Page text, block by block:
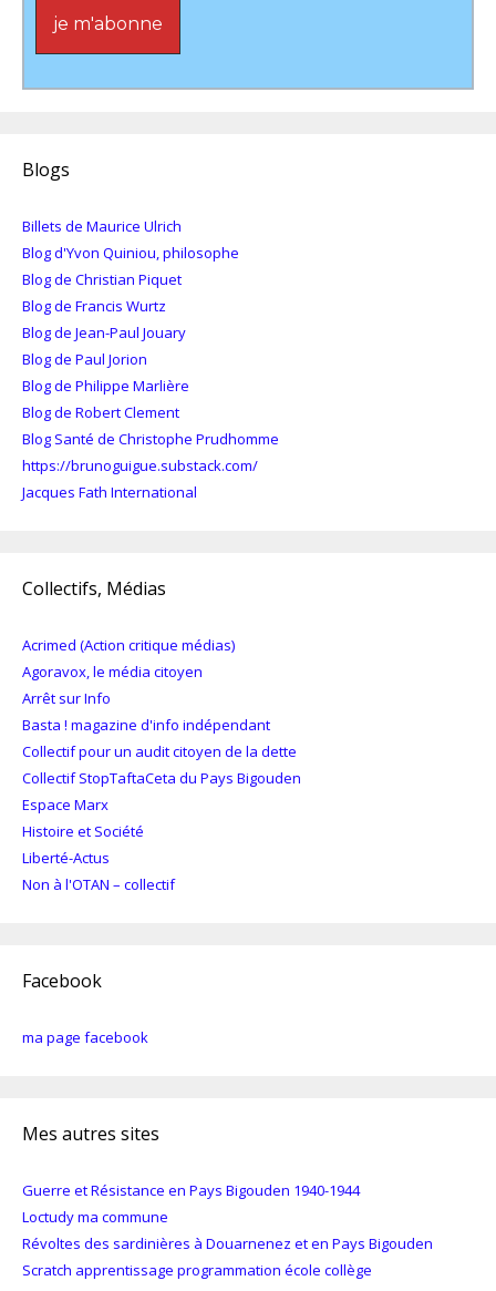
Blogs
Billets de Maurice Ulrich
Blog d'Yvon Quiniou, philosophe
Blog de Christian Piquet
Blog de Francis Wurtz
Blog de Jean-Paul Jouary
Blog de Paul Jorion
Blog de Philippe Marlière
Blog de Robert Clement
Blog Santé de Christophe Prudhomme
https://brunoguigue.substack.com/
Jacques Fath International
Collectifs, Médias
Acrimed (Action critique médias)
Agoravox, le média citoyen
Arrêt sur Info
Basta ! magazine d'info indépendant
Collectif pour un audit citoyen de la dette
Collectif StopTaftaCeta du Pays Bigouden
Espace Marx
Histoire et Société
Liberté-Actus
Non à l'OTAN – collectif
Facebook
ma page facebook
Mes autres sites
Guerre et Résistance en Pays Bigouden 1940-1944
Loctudy ma commune
Révoltes des sardinières à Douarnenez et en Pays Bigouden
Scratch apprentissage programmation école collège